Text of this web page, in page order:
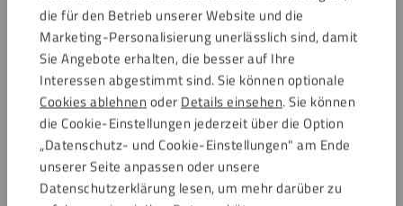
die für den Betrieb unserer Website und die
Marketing-Personalisierung unerlässlich sind, damit
Sie Angebote erhalten, die besser auf Ihre
Interessen abgestimmt sind. Sie können optionale
Cookies ablehnen oder Details einsehen. Sie können
die Cookie-Einstellungen jederzeit über die Option
„Datenschutz- und Cookie-Einstellungen" am Ende
unserer Seite anpassen oder unsere
Datenschutzerklärung lesen, um mehr darüber zu